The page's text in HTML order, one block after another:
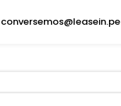
conversemos@leasein.pe